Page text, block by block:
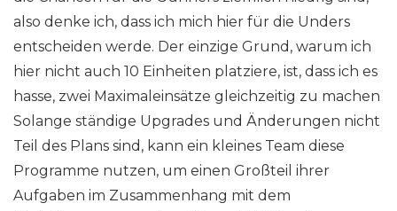
also denke ich, dass ich mich hier für die Unders
entscheiden werde. Der einzige Grund, warum ich
hier nicht auch 10 Einheiten platziere, ist, dass ich es
hasse, zwei Maximaleinsätze gleichzeitig zu machen
Solange ständige Upgrades und Änderungen nicht
Teil des Plans sind, kann ein kleines Team diese
Programme nutzen, um einen Großteil ihrer
Aufgaben im Zusammenhang mit dem